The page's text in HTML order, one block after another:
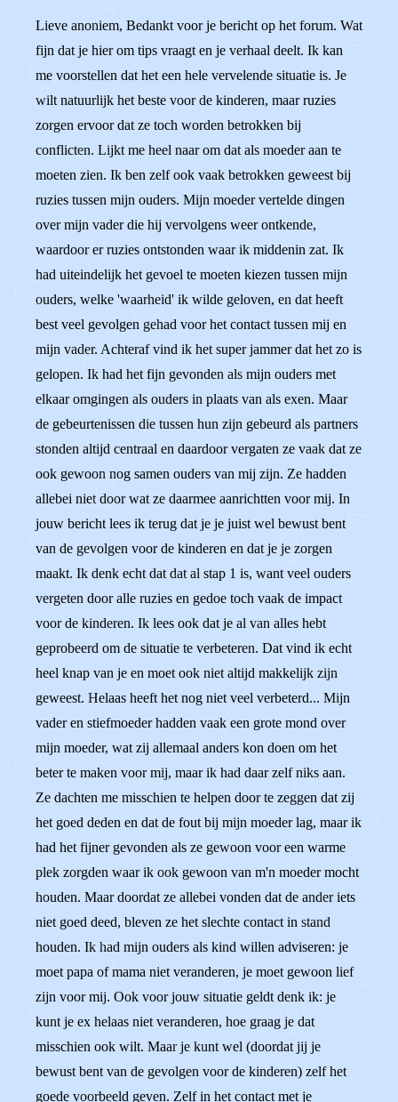
Lieve anoniem, Bedankt voor je bericht op het forum. Wat
fijn dat je hier om tips vraagt en je verhaal deelt. Ik kan
me voorstellen dat het een hele vervelende situatie is. Je
wilt natuurlijk het beste voor de kinderen, maar ruzies
zorgen ervoor dat ze toch worden betrokken bij
conflicten. Lijkt me heel naar om dat als moeder aan te
moeten zien. Ik ben zelf ook vaak betrokken geweest bij
ruzies tussen mijn ouders. Mijn moeder vertelde dingen
over mijn vader die hij vervolgens weer ontkende,
waardoor er ruzies ontstonden waar ik middenin zat. Ik
had uiteindelijk het gevoel te moeten kiezen tussen mijn
ouders, welke 'waarheid' ik wilde geloven, en dat heeft
best veel gevolgen gehad voor het contact tussen mij en
mijn vader. Achteraf vind ik het super jammer dat het zo is
gelopen. Ik had het fijn gevonden als mijn ouders met
elkaar omgingen als ouders in plaats van als exen. Maar
de gebeurtenissen die tussen hun zijn gebeurd als partners
stonden altijd centraal en daardoor vergaten ze vaak dat ze
ook gewoon nog samen ouders van mij zijn. Ze hadden
allebei niet door wat ze daarmee aanrichtten voor mij. In
jouw bericht lees ik terug dat je je juist wel bewust bent
van de gevolgen voor de kinderen en dat je je zorgen
maakt. Ik denk echt dat dat al stap 1 is, want veel ouders
vergeten door alle ruzies en gedoe toch vaak de impact
voor de kinderen. Ik lees ook dat je al van alles hebt
geprobeerd om de situatie te verbeteren. Dat vind ik echt
heel knap van je en moet ook niet altijd makkelijk zijn
geweest. Helaas heeft het nog niet veel verbeterd... Mijn
vader en stiefmoeder hadden vaak een grote mond over
mijn moeder, wat zij allemaal anders kon doen om het
beter te maken voor mij, maar ik had daar zelf niks aan.
Ze dachten me misschien te helpen door te zeggen dat zij
het goed deden en dat de fout bij mijn moeder lag, maar ik
had het fijner gevonden als ze gewoon voor een warme
plek zorgden waar ik ook gewoon van m'n moeder mocht
houden. Maar doordat ze allebei vonden dat de ander iets
niet goed deed, bleven ze het slechte contact in stand
houden. Ik had mijn ouders als kind willen adviseren: je
moet papa of mama niet veranderen, je moet gewoon lief
zijn voor mij. Ook voor jouw situatie geldt denk ik: je
kunt je ex helaas niet veranderen, hoe graag je dat
misschien ook wilt. Maar je kunt wel (doordat jij je
bewust bent van de gevolgen voor de kinderen) zelf het
goede voorbeeld geven. Zelf in het contact met je